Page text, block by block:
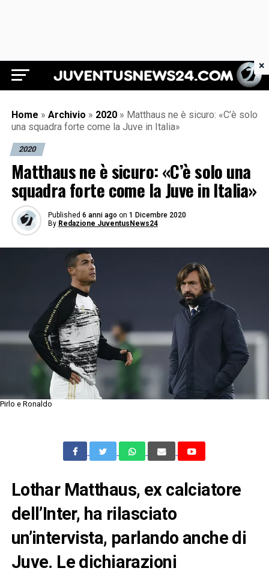
Juventus News 24
Home » Archivio » 2020 » Matthaus ne è sicuro: «C’è solo
una squadra forte come la Juve in Italia»
2020
Matthaus ne è sicuro: «C’è solo una
squadra forte come la Juve in Italia»
Published 6 anni ago on 1 Dicembre 2020
By Redazione JuventusNews24
Pirlo e Ronaldo
Lothar Matthaus, ex calciatore
dell’Inter, ha rilasciato
un’intervista, parlando anche di
Juve. Le dichiarazioni
×